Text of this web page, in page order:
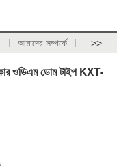
আমাদের সম্পর্কে >>
ওডিএম ডোম টাইপ KXT-